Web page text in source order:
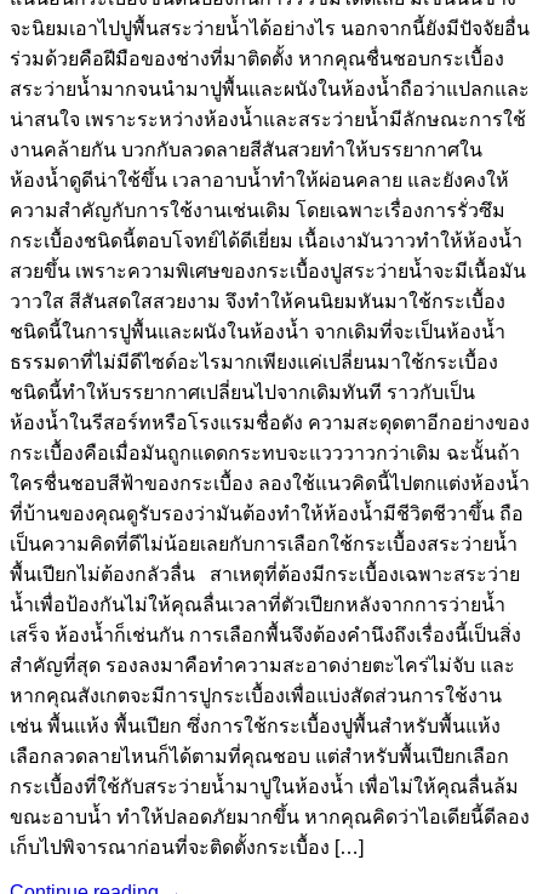
จะนิยมเอาไปปูพื้นสระว่ายน้ำได้อย่างไร นอกจากนี้ยังมีปัจจัยอื่น
ร่วมด้วยคือฝีมือของช่างที่มาติดตั้ง หากคุณชื่นชอบกระเบื้อง
สระว่ายน้ำมากจนนำมาปูพื้นและผนังในห้องน้ำถือว่าแปลกและ
น่าสนใจ เพราะระหว่างห้องน้ำและสระว่ายน้ำมีลักษณะการใช้
งานคล้ายกัน บวกกับลวดลายสีสันสวยทำให้บรรยากาศใน
ห้องน้ำดูดีน่าใช้ขึ้น เวลาอาบน้ำทำให้ผ่อนคลาย และยังคงให้
ความสำคัญกับการใช้งานเช่นเดิม โดยเฉพาะเรื่องการรั่วซึม
กระเบื้องชนิดนี้ตอบโจทย์ได้ดีเยี่ยม เนื้อเงามันวาวทำให้ห้องน้ำ
สวยขึ้น เพราะความพิเศษของกระเบื้องปูสระว่ายน้ำจะมีเนื้อมัน
วาวใส สีสันสดใสสวยงาม จึงทำให้คนนิยมหันมาใช้กระเบื้อง
ชนิดนี้ในการปูพื้นและผนังในห้องน้ำ จากเดิมที่จะเป็นห้องน้ำ
ธรรมดาที่ไม่มีดีไซด์อะไรมากเพียงแค่เปลี่ยนมาใช้กระเบื้อง
ชนิดนี้ทำให้บรรยากาศเปลี่ยนไปจากเดิมทันที ราวกับเป็น
ห้องน้ำในรีสอร์ทหรือโรงแรมชื่อดัง ความสะดุดตาอีกอย่างของ
กระเบื้องคือเมื่อมันถูกแดดกระทบจะแวววาวกว่าเดิม ฉะนั้นถ้า
ใครชื่นชอบสีฟ้าของกระเบื้อง ลองใช้แนวคิดนี้ไปตกแต่งห้องน้ำ
ที่บ้านของคุณดูรับรองว่ามันต้องทำให้ห้องน้ำมีชีวิตชีวาขึ้น ถือ
เป็นความคิดที่ดีไม่น้อยเลยกับการเลือกใช้กระเบื้องสระว่ายน้ำ
พื้นเปียกไม่ต้องกลัวลื่น สาเหตุที่ต้องมีกระเบื้องเฉพาะสระว่าย
น้ำเพื่อป้องกันไม่ให้คุณลื่นเวลาที่ตัวเปียกหลังจากการว่ายน้ำ
เสร็จ ห้องน้ำก็เช่นกัน การเลือกพื้นจึงต้องคำนึงถึงเรื่องนี้เป็นสิ่ง
สำคัญที่สุด รองลงมาคือทำความสะอาดง่ายตะไคร่ไม่จับ และ
หากคุณสังเกตจะมีการปูกระเบื้องเพื่อแบ่งสัดส่วนการใช้งาน
เช่น พื้นแห้ง พื้นเปียก ซึ่งการใช้กระเบื้องปูพื้นสำหรับพื้นแห้ง
เลือกลวดลายไหนก็ได้ตามที่คุณชอบ แต่สำหรับพื้นเปียกเลือก
กระเบื้องที่ใช้กับสระว่ายน้ำมาปูในห้องน้ำ เพื่อไม่ให้คุณลื่นล้ม
ขณะอาบน้ำ ทำให้ปลอดภัยมากขึ้น หากคุณคิดว่าไอเดียนี้ดีลอง
เก็บไปพิจารณาก่อนที่จะติดตั้งกระเบื้อง […]